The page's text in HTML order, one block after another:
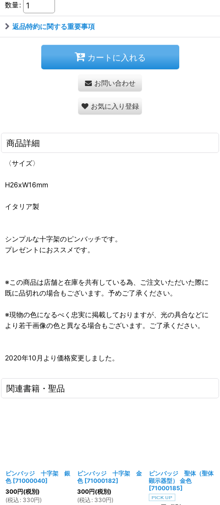
数量:
返品特約に関する重要事項
カートに入れる
お問い合わせ
お気に入り登録
商品詳細
〈サイズ〉
H26xW16mm
イタリア製
シンプルな十字架のピンバッチです。
プレゼントにおススメです。
※この商品は店舗と在庫を共有している為、ご注文いただいた際に
既に品切れの場合もございます。予めご了承ください。
※現物の色になるべく忠実に掲載しておりますが、光の具合などに
より若干画像の色と異なる場合もございます。ご了承ください。
2020年10月より価格変更しました。
関連書籍・聖品
ピンバッジ 十字架 銀
色 [71000040]
300円(税別)
(税込 : 330円)
ピンバッジ 十字架 金
色 [71000182]
300円(税別)
(税込 : 330円)
ピンバッジ 聖体（聖体
顕示器型） 金色
[71000185]